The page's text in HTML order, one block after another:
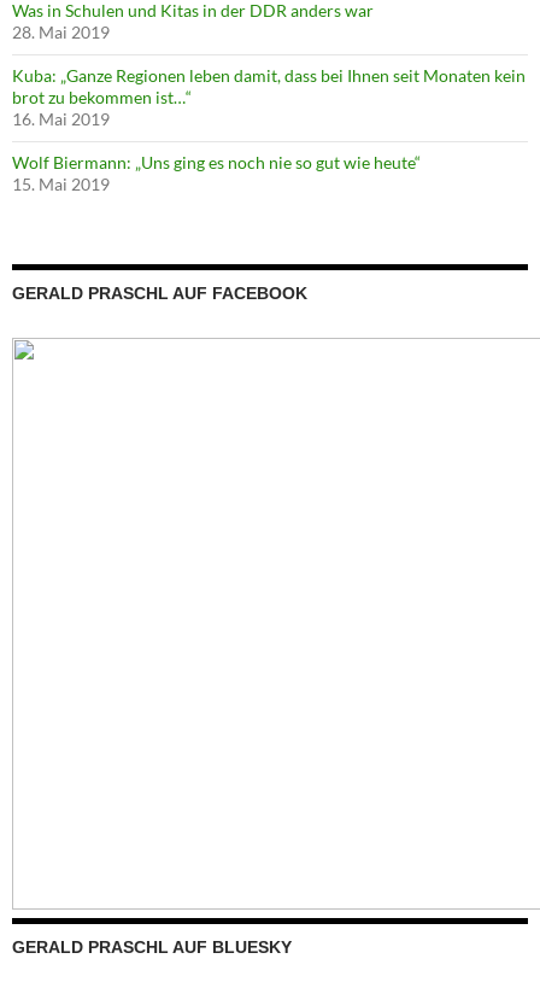
Was in Schulen und Kitas in der DDR anders war
28. Mai 2019
Kuba: „Ganze Regionen leben damit, dass bei Ihnen seit Monaten kein
brot zu bekommen ist…“
16. Mai 2019
Wolf Biermann: „Uns ging es noch nie so gut wie heute“
15. Mai 2019
GERALD PRASCHL AUF FACEBOOK
GERALD PRASCHL AUF BLUESKY